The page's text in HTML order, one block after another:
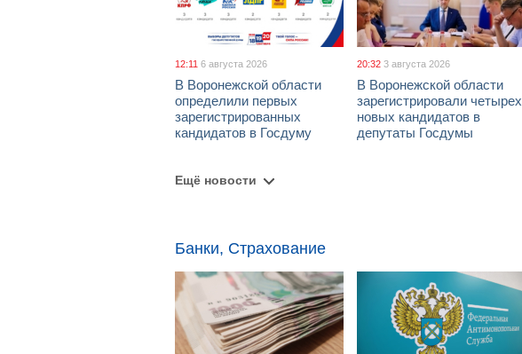
12:11 6 августа 2026
В Воронежской области
определили первых
зарегистрированных
кандидатов в Госдуму
20:32 3 августа 2026
В Воронежской области
зарегистрировали четырех
новых кандидатов в
депутаты Госдумы
Ещё новости
Банки, Страхование